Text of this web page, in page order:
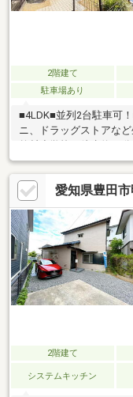
2階建て
駐車場あり
■4LDK■並列2台駐車可
ニ、ドラッグストアな
竹村小学校：徒歩約17
店：徒歩約17分□ファミ
ギ薬局竹村店：徒歩約3
愛知県豊田
2階建て
システムキッチン